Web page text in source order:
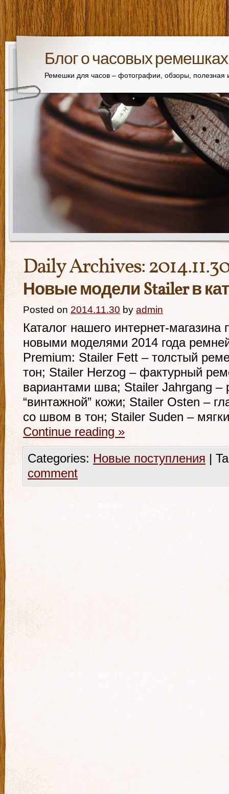
Блог о часовых ремешках
Ремешки для часов – фотографии, обзоры,
Daily Archives:
Новые модели Stailer в
Posted on 2014.11.30 by admin
Каталог нашего интернет-
новыми моделями 2014 года
Premium: Stailer Fett – толстый
тон; Stailer Herzog – фактурный
вариантами шва; Stailer Jahrgang –
“винтажной” кожи; Stailer Osten –
со швом в тон; Stailer Suden –
Continue reading »
Categories: Новые поступления |
comment